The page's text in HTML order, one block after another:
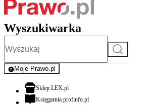
Wyszukiwarka
Szukaj
Moje Prawo.pl
- rejestracja i logowanie do serwisu
Sklep LEX.plotwiera się w nowej karcie
Księgarnia profinfo.plotwiera się w nowej karcie